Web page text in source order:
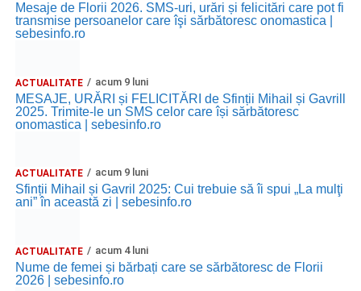
Mesaje de Florii 2026. SMS-uri, urări și felicitări care pot fi
transmise persoanelor care îşi sărbătoresc onomastica |
sebesinfo.ro
ACTUALITATE acum 9 luni
MESAJE, URĂRI și FELICITĂRI de Sfinții Mihail și Gavrill
2025. Trimite-le un SMS celor care își sărbătoresc
onomastica | sebesinfo.ro
ACTUALITATE acum 9 luni
Sfinții Mihail și Gavril 2025: Cui trebuie să îi spui „La mulţi
ani” în această zi | sebesinfo.ro
ACTUALITATE acum 4 luni
Nume de femei și bărbați care se sărbătoresc de Florii
2026 | sebesinfo.ro